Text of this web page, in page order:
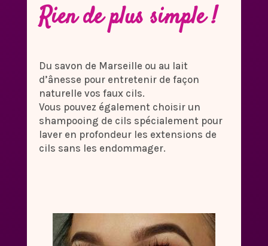
Rien de plus simple !
Du savon de Marseille ou au lait
d’ânesse pour entretenir de façon
naturelle vos faux cils.
Vous pouvez également choisir un
shampooing de cils spécialement pour
laver en profondeur les extensions de
cils sans les endommager.